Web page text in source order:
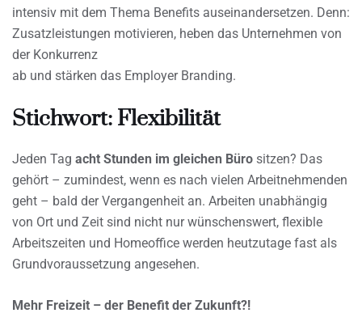
intensiv mit dem Thema Benefits auseinandersetzen. Denn:
Zusatzleistungen motivieren, heben das Unternehmen von
der Konkurrenz
ab und stärken das Employer Branding.
Stichwort: Flexibilität
Jeden Tag acht Stunden im gleichen Büro sitzen? Das
gehört – zumindest, wenn es nach vielen Arbeitnehmenden
geht – bald der Vergangenheit an. Arbeiten unabhängig
von Ort und Zeit sind nicht nur wünschenswert, flexible
Arbeitszeiten und Homeoffice werden heutzutage fast als
Grundvoraussetzung angesehen.
Mehr Freizeit – der Benefit der Zukunft?!